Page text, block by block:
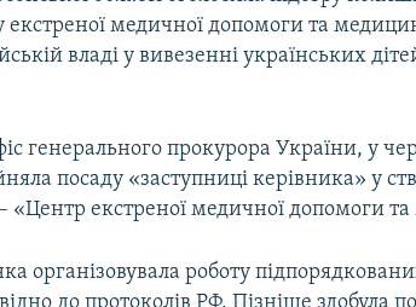
екстреної медичної допомоги та
владі у вивезенні українських
генерального прокурора України, у
посаду «заступниці керівника» у
«Центр екстреної медичної допомоги
організовувала роботу